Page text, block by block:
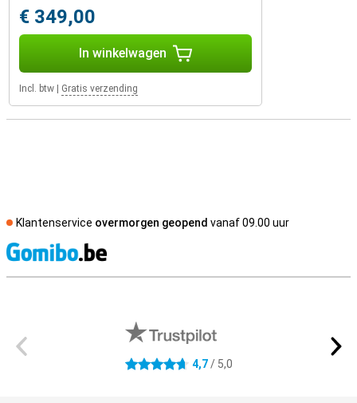
€ 349,00
In winkelwagen
Incl. btw Gratis verzending
Klantenservice overmorgen geopend vanaf 09.00 uur
4.7 sterren 4,7/ 5,0